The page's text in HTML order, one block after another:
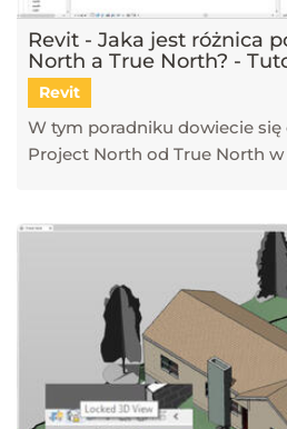
Revit - Jaka jest różnica
North a True North? -
Revit
W tym poradniku dowiecie się
Project North od True North w